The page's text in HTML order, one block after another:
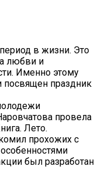
в жизни. Это
любви и
Именно этому
посвящен праздник
провела
Лето.
прохожих с
был разработан